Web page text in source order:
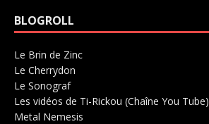
BLOGROLL
Le Brin de Zinc
Le Cherrydon
Le SonografSalle de concerts 0
Les vidéos de Ti-Rickou (Chaîne You Tube)
Metal Nemesis